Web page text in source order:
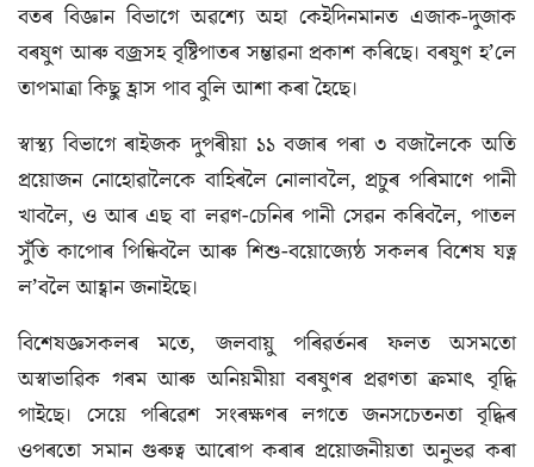
বতৰ বিজ্ঞান বিভাগে অৱশ্যে অহা কেইদিনমানত এজাক-দুজাক
বৰষুণ আৰু বজ্ৰসহ বৃষ্টিপাতৰ সম্ভাৱনা প্ৰকাশ কৰিছে। বৰষুণ হ’লে
তাপমাত্ৰা কিছু হ্ৰাস পাব বুলি আশা কৰা হৈছে।
স্বাস্থ্য বিভাগে ৰাইজক দুপৰীয়া ১১ বজাৰ পৰা ৩ বজালৈকে অতি
প্ৰয়োজন নোহোৱালৈকে বাহিৰলৈ নোলাবলৈ, প্ৰচুৰ পৰিমাণে পানী
খাবলৈ, ও আৰ এছ বা লৱণ-চেনিৰ পানী সেৱন কৰিবলৈ, পাতল
সুঁতি কাপোৰ পিন্ধিবলৈ আৰু শিশু-বয়োজ্যেষ্ঠ সকলৰ বিশেষ যত্ন
ল’বলৈ আহ্বান জনাইছে।
বিশেষজ্ঞসকলৰ মতে, জলবায়ু পৰিৱৰ্তনৰ ফলত অসমতো
অস্বাভাৱিক গৰম আৰু অনিয়মীয়া বৰষুণৰ প্ৰৱণতা ক্ৰমাৎ বৃদ্ধি
পাইছে। সেয়ে পৰিৱেশ সংৰক্ষণৰ লগতে জনসচেতনতা বৃদ্ধিৰ
ওপৰতো সমান গুৰুত্ব আৰোপ কৰাৰ প্ৰয়োজনীয়তা অনুভৱ কৰা